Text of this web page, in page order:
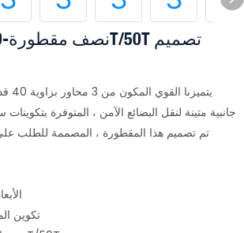
تم تصميم هذا المقطورة ، المصممة للطلب على
الأبعاد: 40 قدم/
تكوين المحور: 3